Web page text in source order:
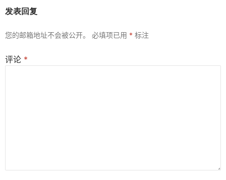
发表回复
您的邮箱地址不会被公开。 必填项已用 * 标注
评论 *